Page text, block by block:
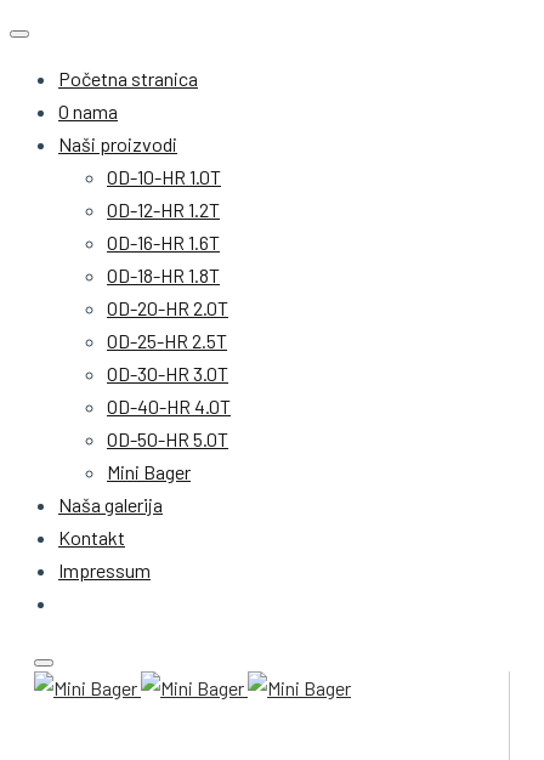
Početna stranica
O nama
Naši proizvodi
OD-10-HR 1.0T
OD-12-HR 1.2T
OD-16-HR 1.6T
OD-18-HR 1.8T
OD-20-HR 2.0T
OD-25-HR 2.5T
OD-30-HR 3.0T
OD-40-HR 4.0T
OD-50-HR 5.0T
Mini Bager
Naša galerija
Kontakt
Impressum